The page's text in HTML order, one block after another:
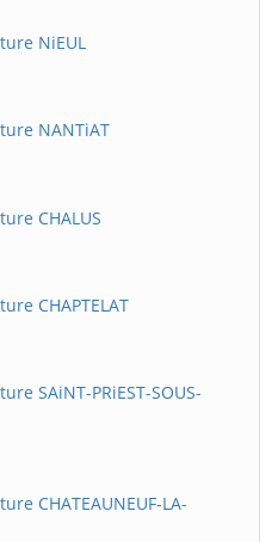
NiEUL
NANTiAT
CHALUS
CHAPTELAT
SAiNT-PRiEST-SOUS-
CHATEAUNEUF-LA-